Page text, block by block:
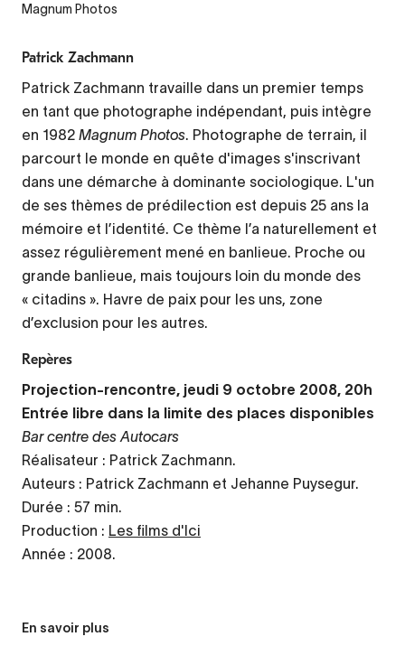
Magnum Photos
Patrick Zachmann
Patrick Zachmann travaille dans un premier temps
en tant que photographe indépendant, puis intègre
en 1982 Magnum Photos. Photographe de terrain, il
parcourt le monde en quête d'images s'inscrivant
dans une démarche à dominante sociologique. L'un
de ses thèmes de prédilection est depuis 25 ans la
mémoire et l’identité. Ce thème l’a naturellement et
assez régulièrement mené en banlieue. Proche ou
grande banlieue, mais toujours loin du monde des
« citadins ». Havre de paix pour les uns, zone
d’exclusion pour les autres.
Repères
Projection-rencontre, jeudi 9 octobre 2008, 20h
Entrée libre dans la limite des places disponibles
Bar centre des Autocars
Réalisateur : Patrick Zachmann.
Auteurs : Patrick Zachmann et Jehanne Puysegur.
Durée : 57 min.
Production : Les films d'Ici
Année : 2008.
En savoir plus